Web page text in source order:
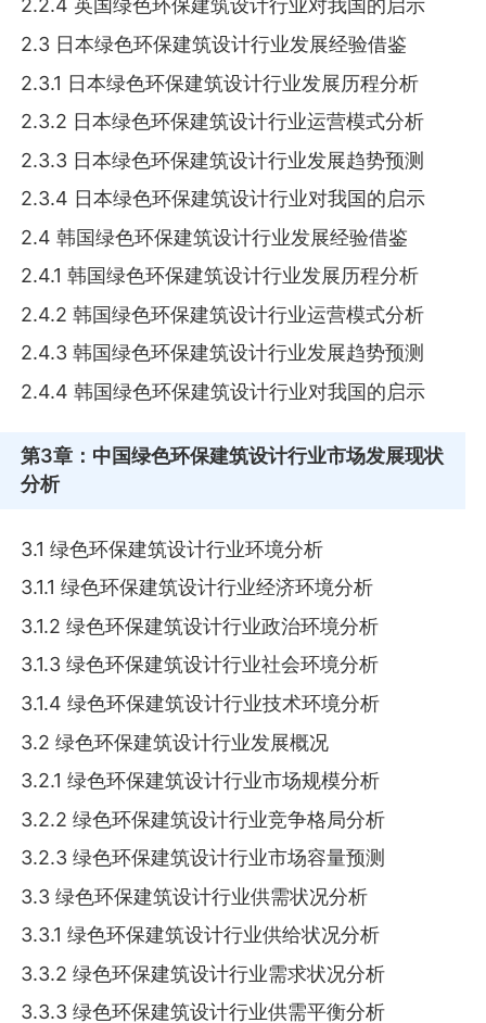
2.2.4 英国绿色环保建筑设计行业对我国的启示
2.3 日本绿色环保建筑设计行业发展经验借鉴
2.3.1 日本绿色环保建筑设计行业发展历程分析
2.3.2 日本绿色环保建筑设计行业运营模式分析
2.3.3 日本绿色环保建筑设计行业发展趋势预测
2.3.4 日本绿色环保建筑设计行业对我国的启示
2.4 韩国绿色环保建筑设计行业发展经验借鉴
2.4.1 韩国绿色环保建筑设计行业发展历程分析
2.4.2 韩国绿色环保建筑设计行业运营模式分析
2.4.3 韩国绿色环保建筑设计行业发展趋势预测
2.4.4 韩国绿色环保建筑设计行业对我国的启示
第3章 ：中国绿色环保建筑设计行业市场发展现状
分析
3.1 绿色环保建筑设计行业环境分析
3.1.1 绿色环保建筑设计行业经济环境分析
3.1.2 绿色环保建筑设计行业政治环境分析
3.1.3 绿色环保建筑设计行业社会环境分析
3.1.4 绿色环保建筑设计行业技术环境分析
3.2 绿色环保建筑设计行业发展概况
3.2.1 绿色环保建筑设计行业市场规模分析
3.2.2 绿色环保建筑设计行业竞争格局分析
3.2.3 绿色环保建筑设计行业市场容量预测
3.3 绿色环保建筑设计行业供需状况分析
3.3.1 绿色环保建筑设计行业供给状况分析
3.3.2 绿色环保建筑设计行业需求状况分析
3.3.3 绿色环保建筑设计行业供需平衡分析